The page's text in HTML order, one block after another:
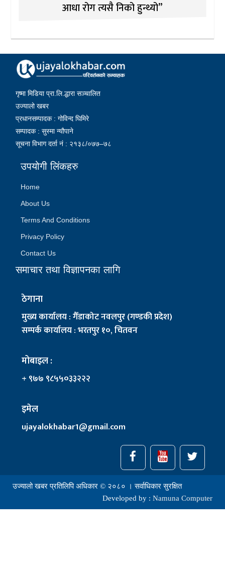
आधा रोग त्यसै निको हुन्थ्यो”
गृष्मा मिडिया प्रा.लि.द्धारा सञ्चालित
उज्यालो खबर
प्रधानसम्पादक : गोविन्द घिमिरे
सम्पादक : सुस्मा न्यौपाने
सूचना विभाग दर्ता नं : २१३८/०७७–७८
उपयोगी लिंकहरु
Home
About Us
Terms And Conditions
Privacy Policy
Contact Us
समाचार तथा विज्ञापनका लागि
ठेगाना
मुख्य कार्यालय : गैँडाकोट नवलपुर (गण्डकी प्रदेश)
सम्पर्क कार्यालय : भरतपुर १०, चितवन
मोबाइल :
+ ९७७ ९८५५०३३२२२
इमेल
ujayalokhabar1@gmail.com
उज्यालो खबर प्रतिलिपि अधिकार © २०८० । सर्वाधिकार सुरक्षित
Developed by : Namuna Computer